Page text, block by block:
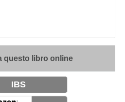
questo libro online
IBS